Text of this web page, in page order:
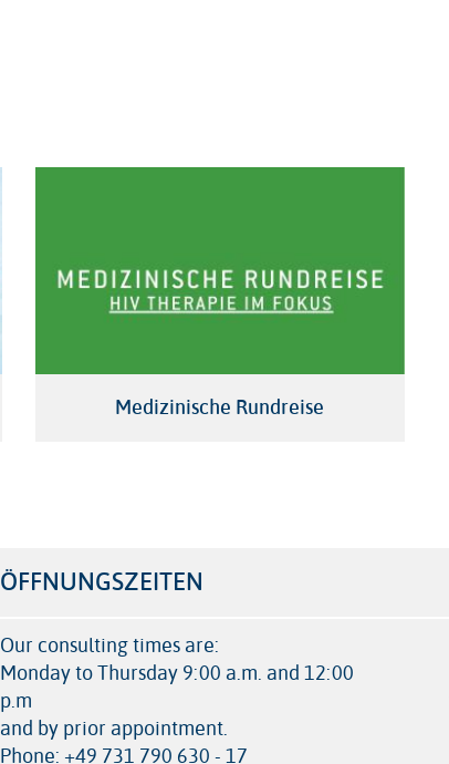
Medizinische Rundreise
ÖFFNUNGSZEITEN
Our consulting times are:
Monday to Thursday 9:00 a.m. and 12:00
p.m
and by prior appointment.
Phone: +49 731 790 630 - 17